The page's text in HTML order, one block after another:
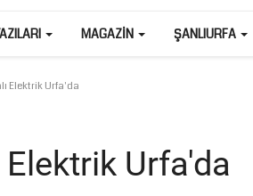
MAGAZIN ŞANLIURFA
Elektrik Urfa'da
Elektrik Urfa'da